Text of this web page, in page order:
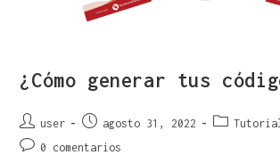
¿Cómo generar tus
user agosto 31, 2022
0 comentarios